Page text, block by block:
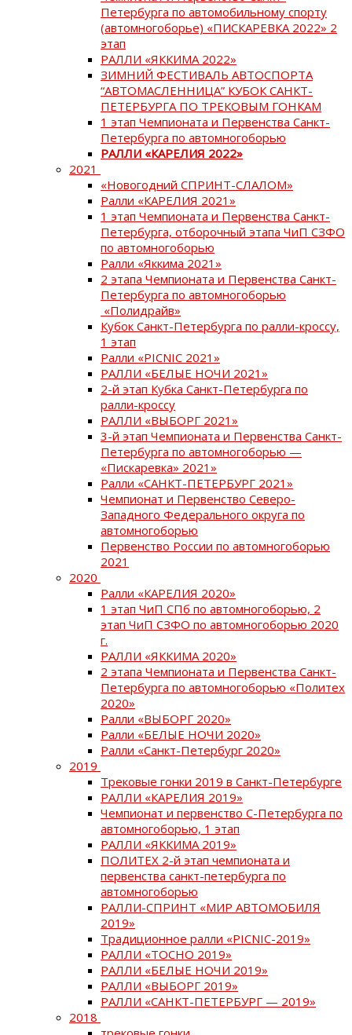
Петербурга по автомобильному спорту
(автомногоборье) «ПИСКАРЕВКА 2022» 2
этап
РАЛЛИ «ЯККИМА 2022»
ЗИМНИЙ ФЕСТИВАЛЬ АВТОСПОРТА
“АВТОМАСЛЕННИЦА” КУБОК САНКТ-
ПЕТЕРБУРГА ПО ТРЕКОВЫМ ГОНКАМ
1 этап Чемпионата и Первенства Санкт-
Петербурга по автомногоборью
РАЛЛИ «КАРЕЛИЯ 2022»
2021
«Новогодний СПРИНТ-СЛАЛОМ»
Ралли «КАРЕЛИЯ 2021»
1 этап Чемпионата и Первенства Санкт-
Петербурга, отборочный этапа ЧиП СЗФО
по автомногоборью
Ралли «Яккима 2021»
2 этапа Чемпионата и Первенства Санкт-
Петербурга по автомногоборью
«Полидрайв»
Кубок Санкт-Петербурга по ралли-кроссу,
1 этап
Ралли «PICNIC 2021»
РАЛЛИ «БЕЛЫЕ НОЧИ 2021»
2-й этап Кубка Санкт-Петербурга по
ралли-кроссу
РАЛЛИ «ВЫБОРГ 2021»
3-й этап Чемпионата и Первенства Санкт-
Петербурга по автомногоборью —
«Пискаревка» 2021»
Ралли «САНКТ-ПЕТЕРБУРГ 2021»
Чемпионат и Первенство Северо-
Западного Федерального округа по
автомногоборью
Первенство России по автомногоборью
2021
2020
Ралли «КАРЕЛИЯ 2020»
1 этап ЧиП СПб по автомногоборью, 2
этап ЧиП СЗФО по автомногоборью 2020
г.
РАЛЛИ «ЯККИМА 2020»
2 этапа Чемпионата и Первенства Санкт-
Петербурга по автомногоборью «Политех
2020»
Ралли «ВЫБОРГ 2020»
Ралли «БЕЛЫЕ НОЧИ 2020»
Ралли «Санкт-Петербург 2020»
2019
Трековые гонки 2019 в Санкт-Петербурге
РАЛЛИ «КАРЕЛИЯ 2019»
Чемпионат и первенство С-Петербурга по
автомногоборью, 1 этап
РАЛЛИ «ЯККИМА 2019»
ПОЛИТЕХ 2-й этап чемпионата и
первенства санкт-петербурга по
автомногоборью
РАЛЛИ-СПРИНТ «МИР АВТОМОБИЛЯ
2019»
Традиционное ралли «PICNIC-2019»
РАЛЛИ «ТОСНО 2019»
РАЛЛИ «БЕЛЫЕ НОЧИ 2019»
РАЛЛИ «ВЫБОРГ 2019»
РАЛЛИ «САНКТ-ПЕТЕРБУРГ — 2019»
2018